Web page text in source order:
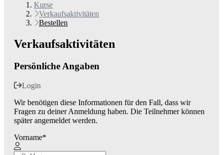
Kurse
Verkaufsaktivitäten
Bestellen
Verkaufsaktivitäten
Persönliche Angaben
Login
Wir benötigen diese Informationen für den Fall, dass wir
Fragen zu deiner Anmeldung haben. Die Teilnehmer können
später angemeldet werden.
Vorname*